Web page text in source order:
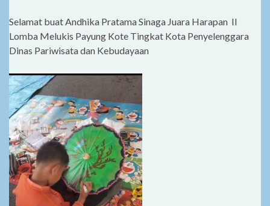
Selamat buat Andhika Pratama Sinaga Juara Harapan II
Lomba Melukis Payung Kote Tingkat Kota Penyelenggara
Dinas Pariwisata dan Kebudayaan